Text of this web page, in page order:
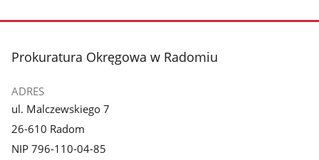
stopka
Prokuratura Okręgowa w Radomiu
ADRES
ul. Malczewskiego 7
26-610 Radom
NIP 796-110-04-85